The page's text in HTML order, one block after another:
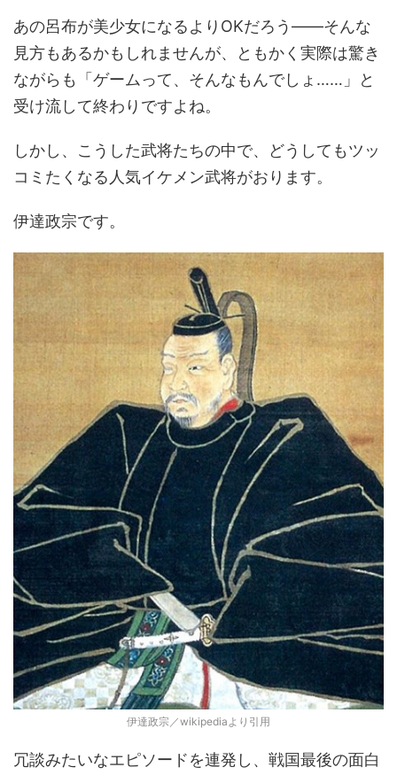
あの呂布が美少女になるよりOKだろう――そんな
見方もあるかもしれませんが、ともかく実際は驚き
ながらも「ゲームって、そんなもんでしょ……」と
受け流して終わりですよね。
しかし、こうした武将たちの中で、どうしてもツッ
コミたくなる人気イケメン武将がおります。
伊達政宗です。
伊達政宗／wikipediaより引用
冗談みたいなエピソードを連発し、戦国最後の面白